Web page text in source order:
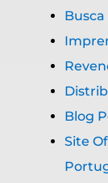
Blog
Site